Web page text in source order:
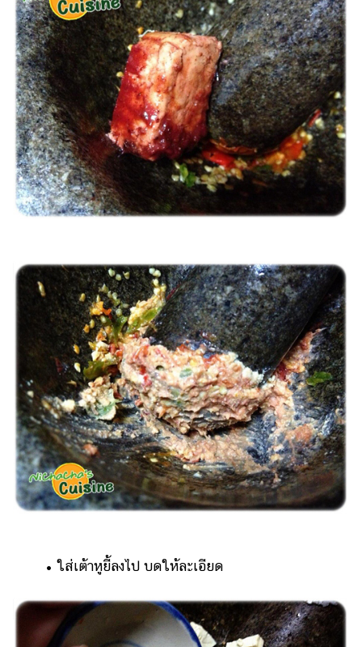
• ใส่เต้าหูยี้ลงไป บดให้ละเอียด